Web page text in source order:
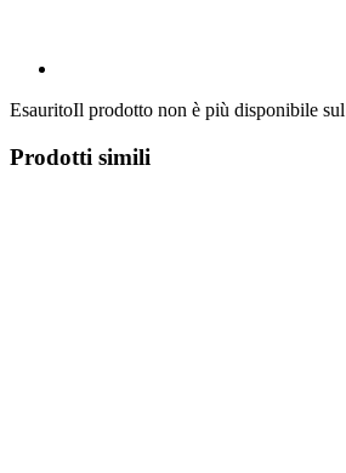
EsauritoIl prodotto non è più disponibile
Prodotti simili